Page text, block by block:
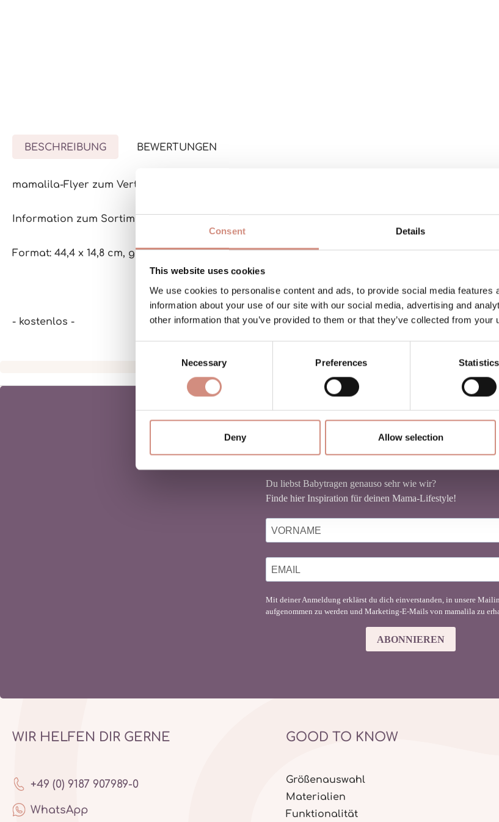
Consent Details
This website uses cookies
We use cookies to personalise content and ads, to provide social media features
information about your use of our site with our social media, advertising and
other information that you’ve provided to them or that they’ve collected from your
Necessary Preferences Statistics
Deny Allow selection
BESCHREIBUNG BEWERTUNGEN
mamalila-Flyer zum Verteilen an Endkunden
Information zum Sortiment und der Marke
Format: 44,4 x 14,8 cm, gefalzt
- kostenlos -
NEWSLETTER BABYTRAGEN
Du liebst Babytragen genauso sehr wie wir?
Finde hier Inspiration für deinen Mama-Lifestyle!
Mit deiner Anmeldung erklärst du dich einverstanden, in unsere
aufgenommen zu werden und Marketing-E-Mails von mamalila zu
ABONNIEREN
WIR HELFEN DIR GERNE
+49 (0) 9187 907989-0
WhatsApp
GOOD TO KNOW
Größenauswahl
Materialien
Funktionalität